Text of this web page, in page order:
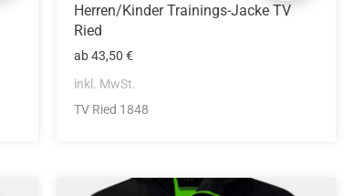
Herren/Kinder Trainings-Jacke TV
Ried
ab43,50€
inkl. MwSt.
TV Ried 1848
Dieses